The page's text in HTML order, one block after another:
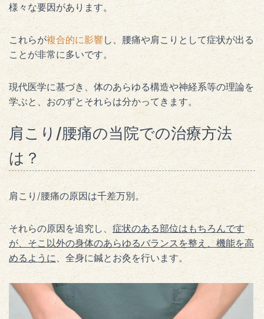
様々な要因があります。
これらが複合的に影響し、腰痛や肩こりとして症状が出る
ことが非常に多いです。
現代医学に基づき、体のあらゆる構造や神経系等の理論を
学ぶと、おのずとそれらは分かってきます。
肩こり/腰痛の当院での治療方法
は？
肩こり/腰痛の原因は千差万別。
それらの原因を追究し、症状のある部位はもちろんです
が、そこ以外の身体のあらゆるバランスを整え、機能を高
めるように、全身に鍼とお灸を行います。